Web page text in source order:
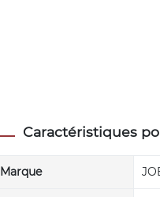
Caractéristiques
Marque